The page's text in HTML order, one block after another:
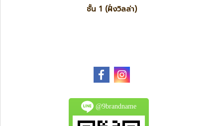
ชั้น 1 (ฝั่งวิลล่า)
@9brandname